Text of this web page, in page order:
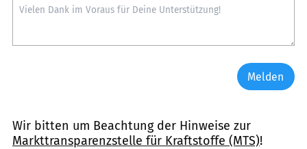
Melden
Wir bitten um Beachtung der Hinweise zur
Markttransparenzstelle für Kraftstoffe (MTS)!